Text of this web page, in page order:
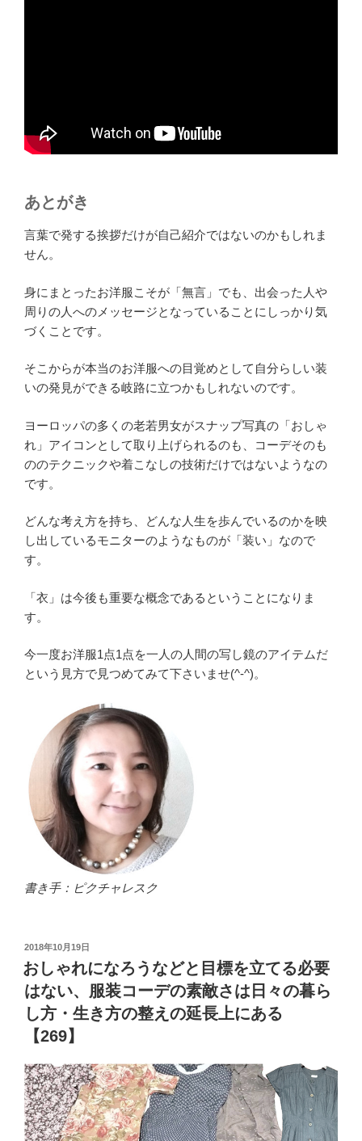
あとがき
言葉で発する挨拶だけが自己紹介ではないのかもしれま
せん。
身にまとったお洋服こそが「無言」でも、出会った人や
周りの人へのメッセージとなっていることにしっかり気
づくことです。
そこからが本当のお洋服への目覚めとして自分らしい装
いの発見ができる岐路に立つかもしれないのです。
ヨーロッパの多くの老若男女がスナップ写真の「おしゃ
れ」アイコンとして取り上げられるのも、コーデそのも
ののテクニックや着こなしの技術だけではないようなの
です。
どんな考え方を持ち、どんな人生を歩んでいるのかを映
し出しているモニターのようなものが「装い」なので
す。
「衣」は今後も重要な概念であるということになりま
す。
今一度お洋服1点1点を一人の人間の写し鏡のアイテムだ
という見方で見つめてみて下さいませ(^-^)。
書き手：ピクチャレスク
投
稿
日:
2018年10月19日
おしゃれになろうなどと目標を立てる必要
はない、服装コーデの素敵さは日々の暮ら
し方・生き方の整えの延長上にある
【269】